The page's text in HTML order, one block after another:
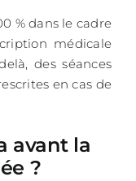
% dans le cadre
médicale
des séances
en cas de
avant la
?